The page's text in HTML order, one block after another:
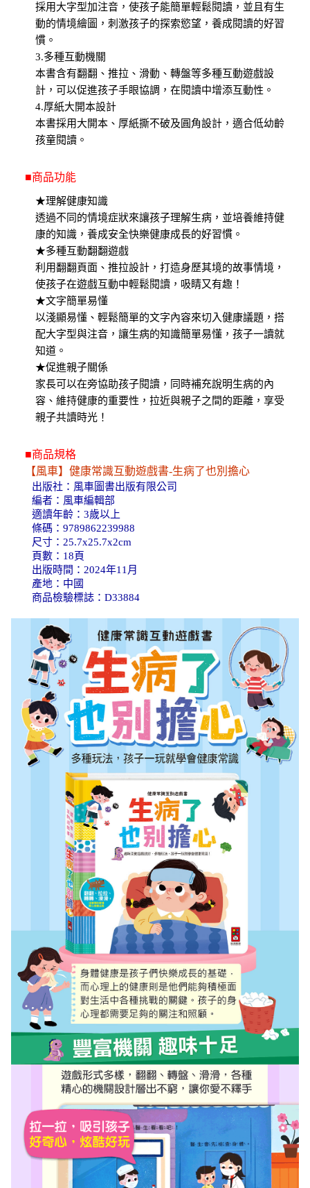
採用大字型加注音，使孩子能簡單輕鬆閱讀，並且有生
動的情境繪圖，刺激孩子的探索慾望，養成閱讀的好習
慣。
3.多種互動機關
本書含有翻翻、推拉、滑動、轉盤等多種互動遊戲設
計，可以促進孩子手眼協調，在閱讀中增添互動性。
4.厚紙大開本設計
本書採用大開本、厚紙撕不破及圓角設計，適合低幼齡
孩童閱讀。
■商品功能
★理解健康知識
透過不同的情境症狀來讓孩子理解生病，並培養維持健
康的知識，養成安全快樂健康成長的好習慣。
★多種互動翻翻遊戲
利用翻翻頁面、推拉設計，打造身歷其境的故事情境，
使孩子在遊戲互動中輕鬆閱讀，吸睛又有趣！
★文字簡單易懂
以淺顯易懂、輕鬆簡單的文字內容來切入健康議題，搭
配大字型與注音，讓生病的知識簡單易懂，孩子一讀就
知道。
★促進親子關係
家長可以在旁協助孩子閱讀，同時補充說明生病的內
容、維持健康的重要性，拉近與親子之間的距離，享受
親子共讀時光！
■商品規格
【風車】健康常識互動遊戲書-生病了也別擔心
出版社：風車圖書出版有限公司
編者：風車編輯部
適讀年齡：3歲以上
條碼：9789862239988
尺寸：25.7x25.7x2cm
頁數：18頁
出版時間：2024年11月
產地：中國
商品檢驗標誌：D33884